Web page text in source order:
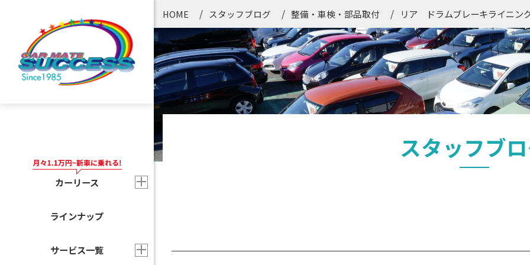
カーリース
ラインナップ
サービス一覧
HOME スタッフブログ 整備・車検・部品取付 リア ドラムブレーキライニン
スタッフブ